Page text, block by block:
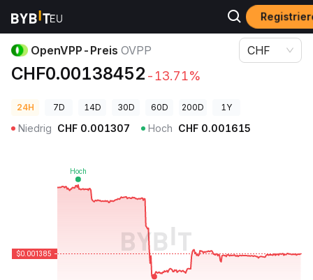
Krypto-Preise
OpenVPP-Preis OVPP
CHF0.00138452 -13.71%
CHF
24H 7D 14D 30D 60D 200D 1Y
Niedrig CHF 0.001307 Hoch CHF 0.001615